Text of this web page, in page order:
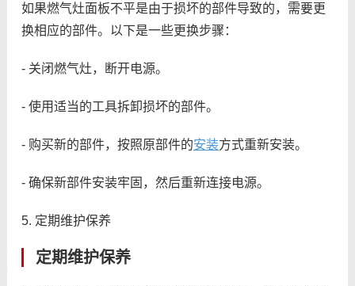
如果燃气灶面板不平是由于损坏的部件导致的，需要更
换相应的部件。以下是一些更换步骤：
- 关闭燃气灶，断开电源。
- 使用适当的工具拆卸损坏的部件。
- 购买新的部件，按照原部件的安装方式重新安装。
- 确保新部件安装牢固，然后重新连接电源。
5. 定期维护保养
定期维护保养